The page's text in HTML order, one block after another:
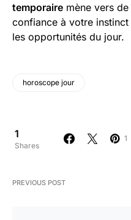
temporaire mène vers
confiance à votre
les opportunités du jour.
horoscope jour
1
Shares
1
PREVIOUS POST